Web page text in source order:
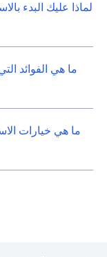
لماذا عليك البدء
ما هي الفوائد
ما هي خيارات